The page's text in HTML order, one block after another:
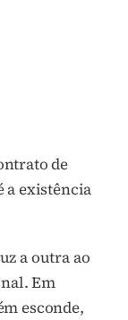
de
a existência
a outra ao
Em
esconde,